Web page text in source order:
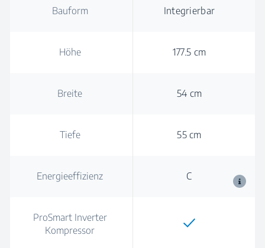
Bauform Integrierbar
Höhe 177.5 cm
Breite 54 cm
Tiefe 55 cm
Energieeffizienz C
ProSmart Inverter
Kompressor